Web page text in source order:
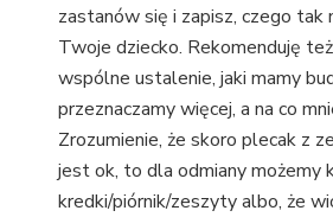
zastanów się i zapisz, czego tak
Twoje dziecko. Rekomenduję
wspólne ustalenie, jaki mamy
przeznaczamy więcej, a na co
Zrozumienie, że skoro plecak z
jest ok, to dla odmiany możemy
kredki/piórnik/zeszyty albo, że